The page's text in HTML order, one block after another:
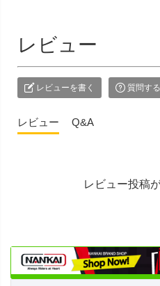
レビュー
レビューを書く 質問する
レビュー Q&A
レビュー投稿